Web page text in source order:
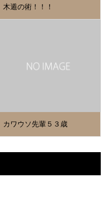
木遁の術！！！
カワウソ先輩５３歳